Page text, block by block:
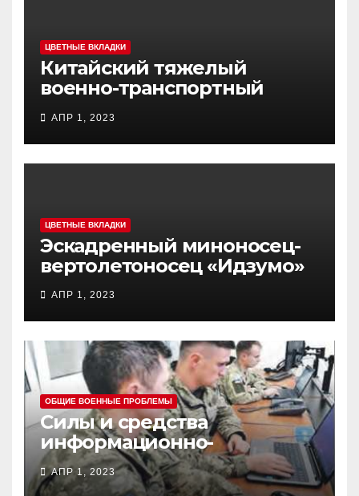
ЦВЕТНЫЕ ВКЛАДКИ
Китайский тяжелый
военно-транспортный
(«ЮНЬ-20») «Куньпин»
АПР 1, 2023
ЦВЕТНЫЕ ВКЛАДКИ
Эскадренный миноносец-
вертолетоносец «Идзумо»
АПР 1, 2023
ОБЩИЕ ВОЕННЫЕ ПРОБЛЕМЫ
Силы и средства
информационно-
психологических операций
вооруженных сил Украины
АПР 1, 2023